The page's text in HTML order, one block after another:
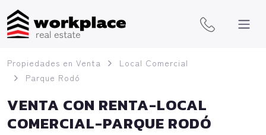
Propiedades en Venta
Local Comercial
Parque Rodó
VENTA CON RENTA-LOCAL
COMERCIAL-PARQUE RODÓ